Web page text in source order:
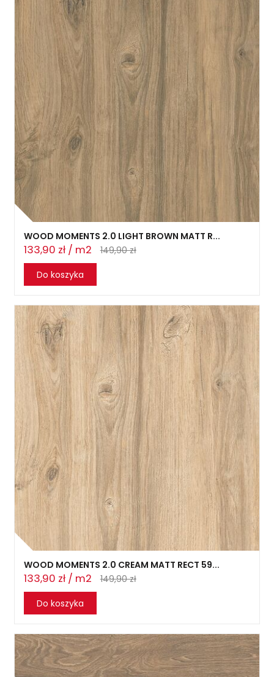
WOOD MOMENTS 2.0 LIGHT BROWN MATT R...
133,90 zł / m2
149,90 zł
Do koszyka
WOOD MOMENTS 2.0 CREAM MATT RECT 59...
133,90 zł / m2
149,90 zł
Do koszyka